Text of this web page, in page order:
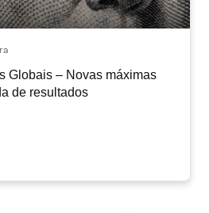
Globais – Novas máximas
de resultados